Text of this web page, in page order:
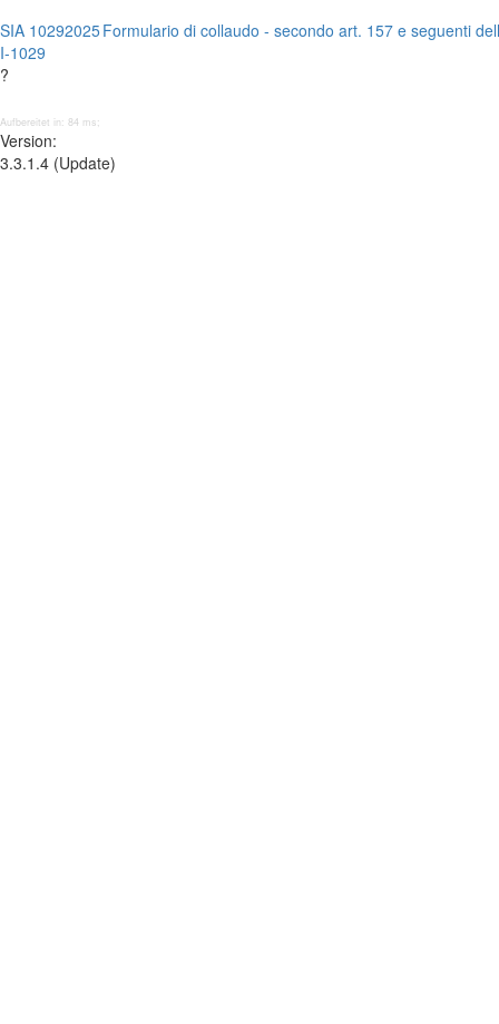
SIA 1029
I-1029
?
2025Formulario di collaudo - secondo art. 157 e seguenti
Aufbereitet in: 84 ms;
Version:
3.3.1.4 (Update)